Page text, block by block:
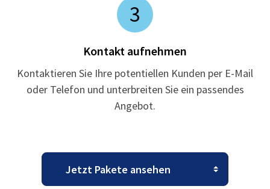
3
Kontakt aufnehmen
Kontaktieren Sie Ihre potentiellen Kunden per E-Mail
oder Telefon und unterbreiten Sie ein passendes
Angebot.